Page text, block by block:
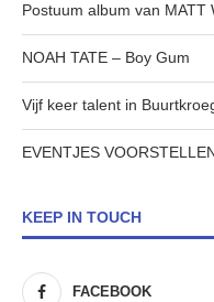
Postuum album van MATT
NOAH TATE – Boy Gum
Vijf keer talent in
EVENTJES
KEEP IN TOUCH
FACEBOOK